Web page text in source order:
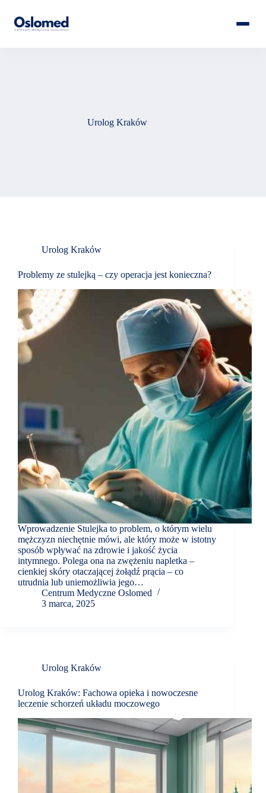
Urolog Kraków
Urolog Kraków
Problemy ze stulejką – czy operacja jest konieczna?
Wprowadzenie Stulejka to problem, o którym wielu
mężczyzn niechętnie mówi, ale który może w istotny
sposób wpływać na zdrowie i jakość życia
intymnego. Polega ona na zwężeniu napletka –
cienkiej skóry otaczającej żołądź prącia – co
utrudnia lub uniemożliwia jego…
Centrum Medyczne Oslomed
3 marca, 2025
Urolog Kraków
Urolog Kraków: Fachowa opieka i nowoczesne
leczenie schorzeń układu moczowego